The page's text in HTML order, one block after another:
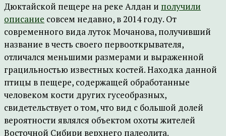
Дюктайской пещере на реке Алдан и получили
описание совсем недавно, в 2014 году. От
современного вида луток Мочанова, получивший
название в честь своего первооткрывателя,
отличался меньшими размерами и выраженной
грацильностью известных костей. Находка данной
птицы в пещере, содержащей обработанные
человеком кости других гусеобразных,
свидетельствует о том, что вид с большой долей
вероятности являлся объектом охоты жителей
Восточной Сибири верхнего палеолита.